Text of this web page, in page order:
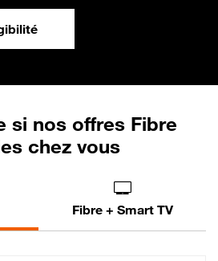
si nos offres Fibre
chez vous
Fibre + Smart TV